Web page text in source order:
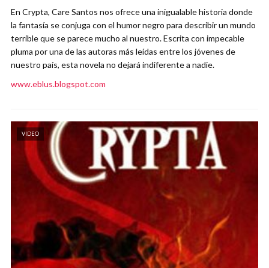
En Crypta, Care Santos nos ofrece una inigualable historia donde
la fantasía se conjuga con el humor negro para describir un mundo
terrible que se parece mucho al nuestro. Escrita con impecable
pluma por una de las autoras más leídas entre los jóvenes de
nuestro país, esta novela no dejará indiferente a nadie.
www.eblus.blogspot.com
VIDEO